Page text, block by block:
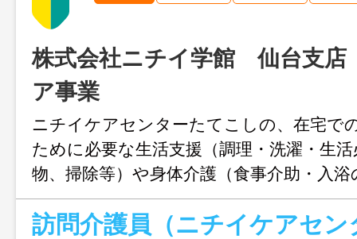
株式会社ニチイ学館 仙台支
ア事業
ニチイケアセンターたてこしの、在宅で
ために必要な生活支援（調理・洗濯・生
物、掃除等）や身体介護（食事介助・入
助等）になります。 ＊自宅からの直行
車使用となります。 ＊介護が全くの未